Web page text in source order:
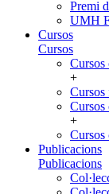
Premi
UMH
Cursos
Cursos
+
Cursos
Cursos
+
Cursos
Publicacions
Publicacions